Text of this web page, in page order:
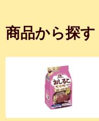
商品から探す